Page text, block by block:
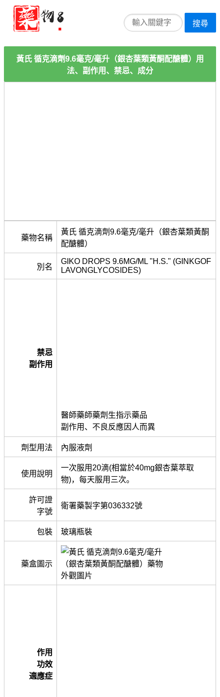
搜尋
黃氏 循克滴劑9.6毫克/毫升（銀杏葉類黃酮配醣體）用
法、副作用、禁忌、成分
藥物名稱
黃氏 循克滴劑9.6毫克/毫升（銀杏葉類黃酮
配醣體）
別名
GIKO DROPS 9.6MG/ML "H.S." (GINKGOF
LAVONGLYCOSIDES)
禁忌
副作用
醫師藥師藥劑生指示藥品
副作用、不良反應因人而異
劑型用法 內服液劑
使用說明
一次服用20滴(相當於40mg銀杏葉萃取
物)，每天服用三次。
許可證
字號
衛署藥製字第036332號
包裝 玻璃瓶裝
藥盒圖示
作用
功效
適應症